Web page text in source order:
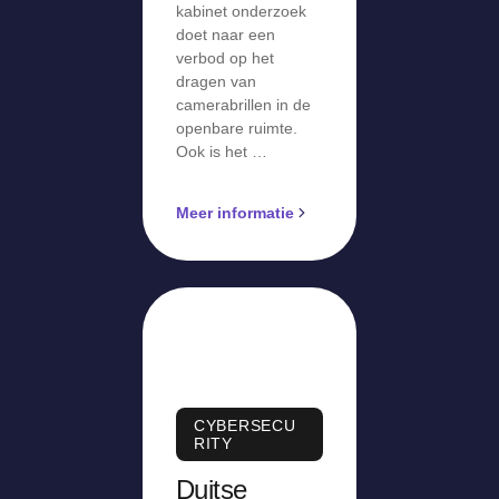
kabinet onderzoek
doet naar een
verbod op het
dragen van
camerabrillen in de
openbare ruimte.
Ook is het …
Meer informatie
CYBERSECU
RITY
Duitse